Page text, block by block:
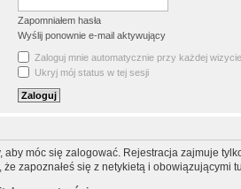
Zapomniałem hasła
Wyślij ponownie e-mail aktywujący
Zaloguj mnie automatycznie przy każdej wizycie
Ukryj mój status w tej sesji
aby móc się zalogować. Rejestracja zajmuje
zapoznałeś się z netykietą i obowiązującymi